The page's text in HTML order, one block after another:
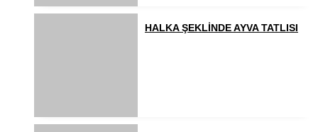
HALKA ŞEKLİNDE AYVA TATLISI